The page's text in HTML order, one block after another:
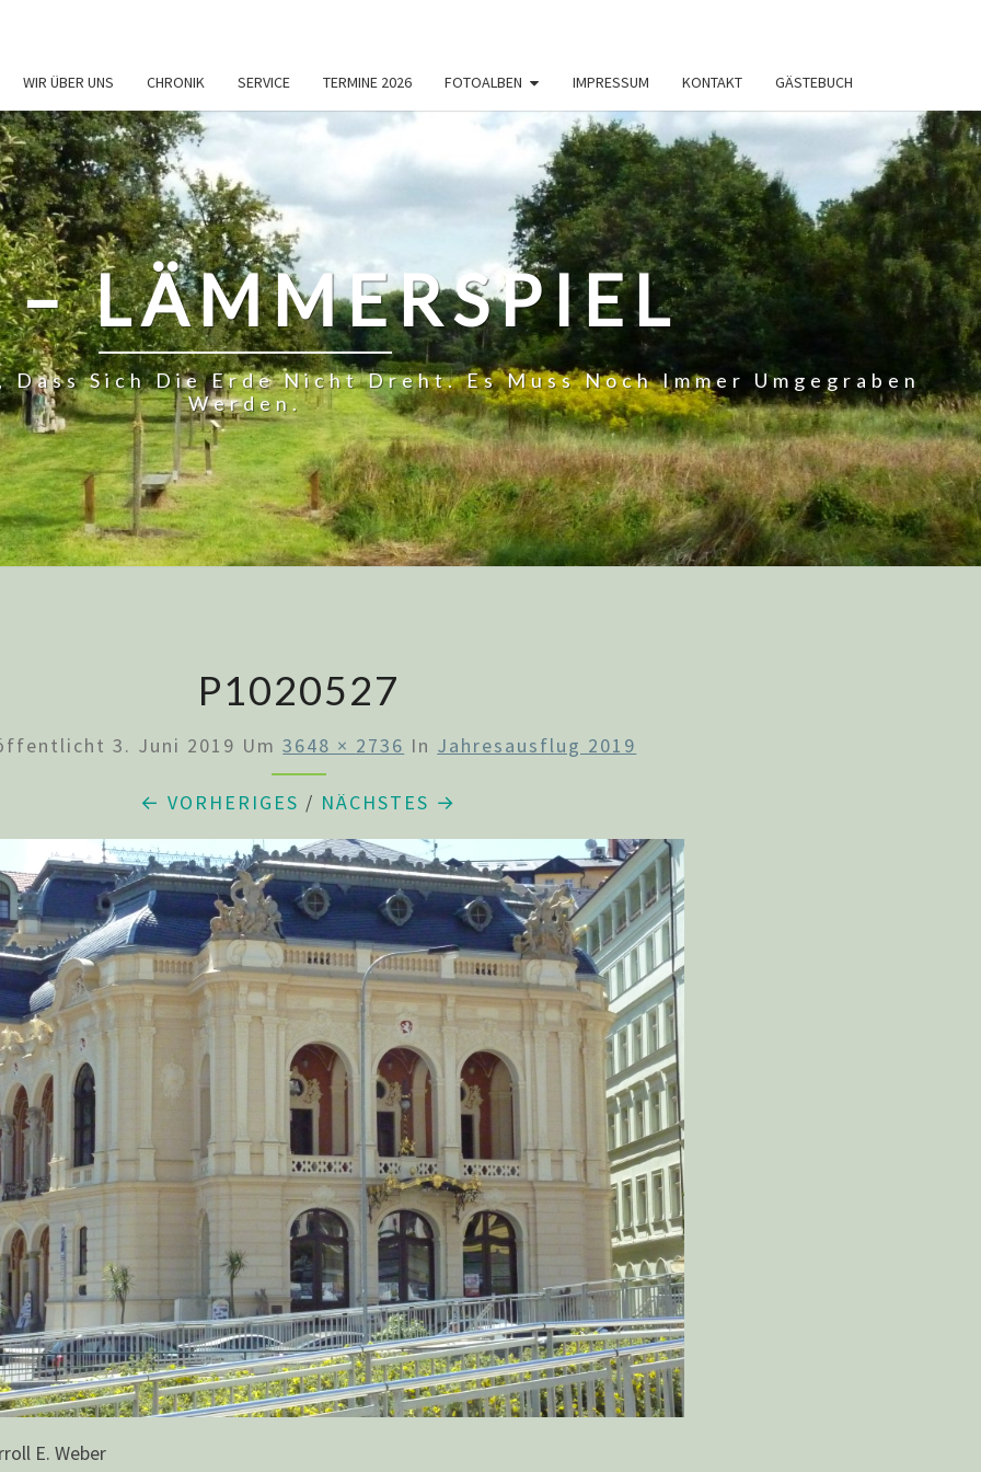
WIR ÜBER UNS CHRONIK SERVICE TERMINE 2026 FOTOALBEN IMPRESSUM KONTAKT GÄSTEBUCH
LÄMMERSPIEL
Sich Die Erde Nicht Dreht. Es Muss Noch Immer Umgegraben
Werden.
P1020527
3. Juni 2019 Um3648 × 2736 In Jahresausflug 2019
← VORHERIGES / NÄCHSTES →
E. Weber